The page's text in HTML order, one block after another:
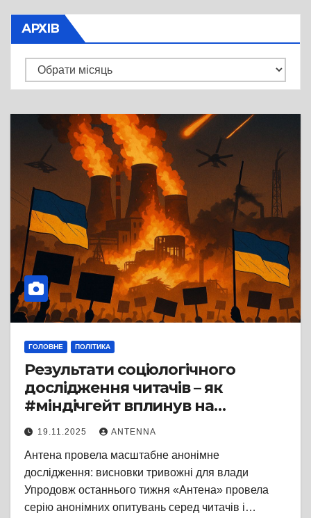
АРХІВ
Архів
ГОЛОВНЕ ПОЛІТИКА
Результати соціологічного
дослідження читачів – як
#міндічгейт вплинув на
ставлення українців до влади.
Результати вас шокують
19.11.2025 ANTENNA
Антена провела масштабне анонімне
дослідження: висновки тривожні для влади
Упродовж останнього тижня «Антена» провела
серію анонімних опитувань серед читачів і…